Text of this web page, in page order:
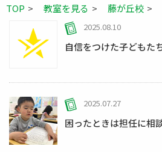
TOP 教室を見る 藤が丘校
自信をつけた子どもた
2025.08.10
困ったときは担任に相
2025.07.27